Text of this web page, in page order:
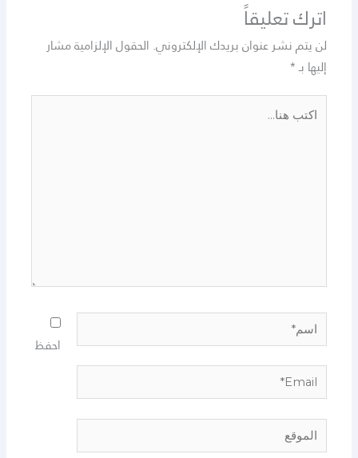
اترك تعليقاً
لن يتم نشر عنوان بريدك الإلكتروني. الحقول الإلزامية مشار
إليها بـ*
اكتب
اسم*
Email*
الموقع
احفظ